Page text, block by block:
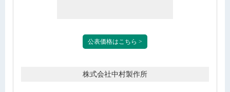
公表価格はこちら >
株式会社中村製作所